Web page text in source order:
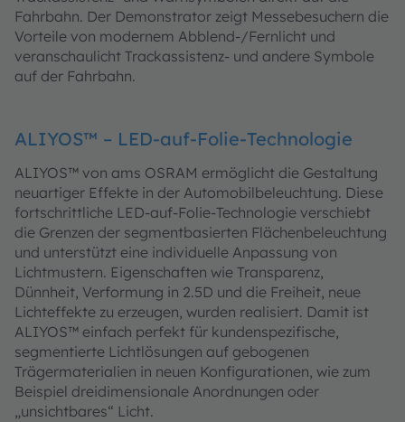
Fahrbahn. Der Demonstrator zeigt Messebesuchern die
Vorteile von modernem Abblend-/Fernlicht und
veranschaulicht Trackassistenz- und andere Symbole
auf der Fahrbahn.
ALIYOS™ – LED-auf-Folie-Technologie
ALIYOS™ von ams OSRAM ermöglicht die Gestaltung
neuartiger Effekte in der Automobilbeleuchtung. Diese
fortschrittliche LED-auf-Folie-Technologie verschiebt
die Grenzen der segmentbasierten Flächenbeleuchtung
und unterstützt eine individuelle Anpassung von
Lichtmustern. Eigenschaften wie Transparenz,
Dünnheit, Verformung in 2.5D und die Freiheit, neue
Lichteffekte zu erzeugen, wurden realisiert. Damit ist
ALIYOS™ einfach perfekt für kundenspezifische,
segmentierte Lichtlösungen auf gebogenen
Trägermaterialien in neuen Konfigurationen, wie zum
Beispiel dreidimensionale Anordnungen oder
„unsichtbares“ Licht.